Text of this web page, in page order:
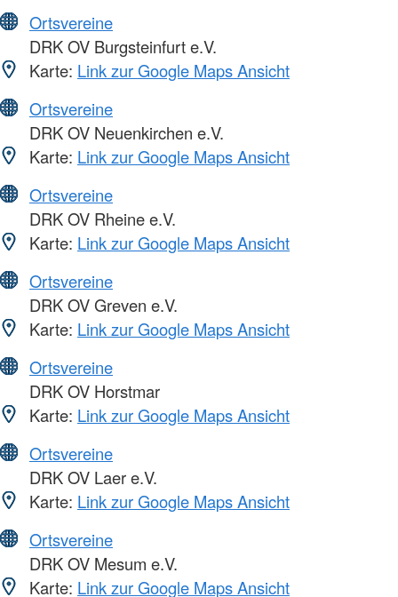
Ortsvereine
DRK OV Burgsteinfurt e.V.
Karte: Link zur Google Maps Ansicht
Ortsvereine
DRK OV Neuenkirchen e.V.
Karte: Link zur Google Maps Ansicht
Ortsvereine
DRK OV Rheine e.V.
Karte: Link zur Google Maps Ansicht
Ortsvereine
DRK OV Greven e.V.
Karte: Link zur Google Maps Ansicht
Ortsvereine
DRK OV Horstmar
Karte: Link zur Google Maps Ansicht
Ortsvereine
DRK OV Laer e.V.
Karte: Link zur Google Maps Ansicht
Ortsvereine
DRK OV Mesum e.V.
Karte: Link zur Google Maps Ansicht